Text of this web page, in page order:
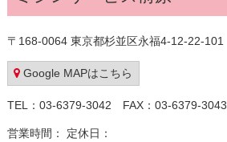
〒168-0064 東京都杉並区永福4-12-22-101
Google MAPはこちら
TEL：03-6379-3042 FAX：03-6379-3043
営業時間： 定休日：